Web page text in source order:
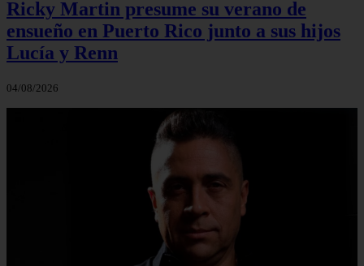
Ricky Martin presume su verano de
ensueño en Puerto Rico junto a sus hijos
Lucía y Renn
04/08/2026